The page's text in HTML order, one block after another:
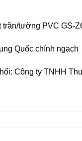
trần/tường PVC GS-
Quốc chính ngạch
Công ty TNHH